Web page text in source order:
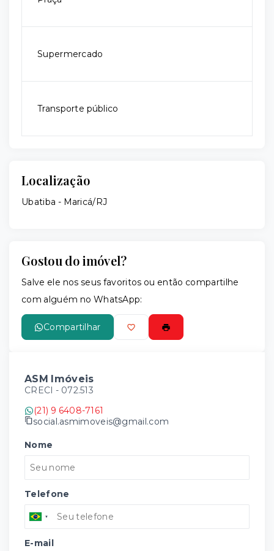
Supermercado
Transporte público
Localização
Ubatiba - Maricá/RJ
Gostou do imóvel?
Salve ele nos seus favoritos ou então compartilhe
com alguém no WhatsApp:
Compartilhar
ASM Imóveis
CRECI - 072.513
(21) 9 6408-7161
social.asmimoveis@gmail.com
Nome
Telefone
E-mail